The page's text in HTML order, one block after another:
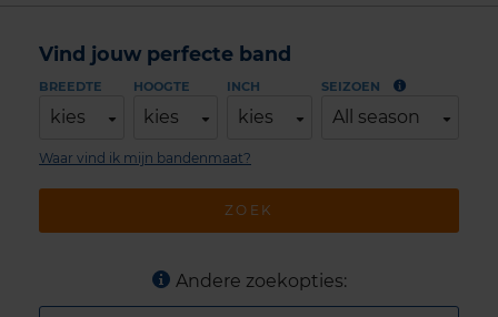
Vind jouw perfecte band
BREEDTE
kies
HOOGTE
kies
INCH
kies
SEIZOEN
All season
ZOEK
Waar vind ik mijn bandenmaat?
Andere zoekopties: